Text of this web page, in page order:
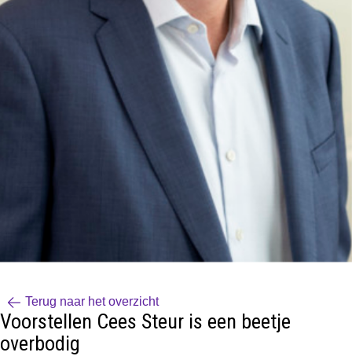
Terug naar het overzicht
Voorstellen Cees Steur is een beetje
overbodig